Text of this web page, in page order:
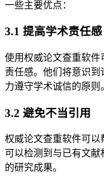
一些主要优点：
3.1 提高学术责任感
使用权威论文查重软
责任感。他们将意识
力遵守学术诚信的原则
3.2 避免不当引用
权威论文查重软件可
可以检测到与已有文献
的研究成果。